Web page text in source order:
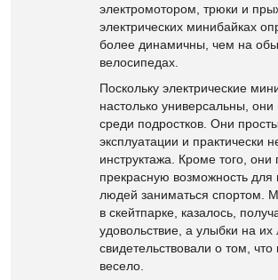
электромотором, трюки и
электрических минибайках
более динамичны, чем на
велосипедах.
Поскольку электрические
настолько универсальны,
среди подростков. Они
эксплуатации и практически
инструктажа. Кроме того, они
прекрасную возможность
людей заниматься спортом.
в скейтпарке, казалось,
удовольствие, а улыбки на их
свидетельствовали о том,
весело.